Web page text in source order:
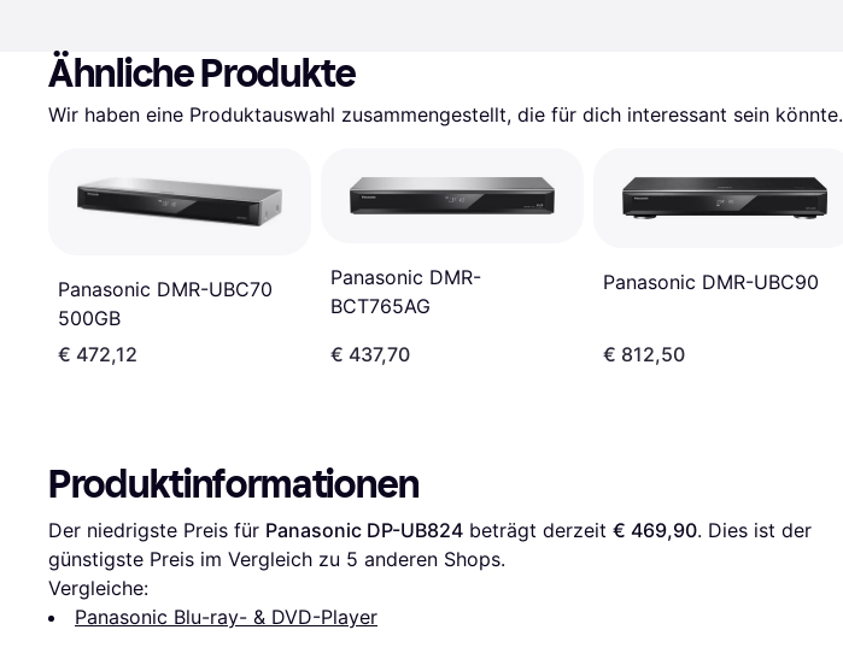
Ähnliche Produkte
Wir haben eine Produktauswahl zusammengestellt, die für dich interessant sein könnte.
Panasonic DMR-UBC70
500GB
€ 472,12
Panasonic DMR-
BCT765AG
€ 437,70
Panasonic DMR-UBC90
€ 812,50
Produktinformationen
Der niedrigste Preis für Panasonic DP-UB824 beträgt derzeit € 469,90. Dies ist der
günstigste Preis im Vergleich zu 5 anderen Shops.
Vergleiche:
Panasonic Blu-ray- & DVD-Player